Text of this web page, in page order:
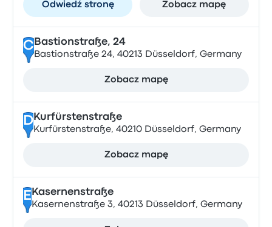
Odwiedź stronę Zobacz mapę
CBastionstraße, 24
Bastionstraße 24, 40213 Düsseldorf, Germany
Zobacz mapę
DKurfürstenstraße
Kurfürstenstraße, 40210 Düsseldorf, Germany
Zobacz mapę
E Kasernenstraße
Kasernenstraße 3, 40213 Düsseldorf, Germany